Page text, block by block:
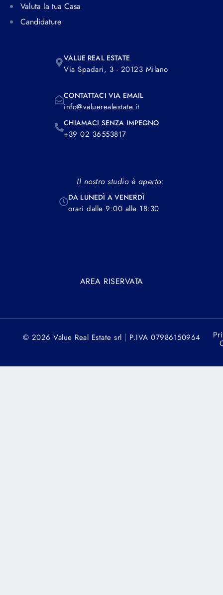
Valuta la tua Casa
Candidature
VALUE REAL ESTATE
Via Spadari, 3 - 20123 Milano
CONTATTACI VIA EMAIL
info@valuerealestate.it
CHIAMACI SENZA IMPEGNO
+39 02 36553817
Il nostro studio è aperto:
DA LUNEDÌ A VENERDÌ
orari dalle 9:00 alle 18:30
AREA RISERVATA
© 2026 Value Real Estate srl | P.IVA 07986150964